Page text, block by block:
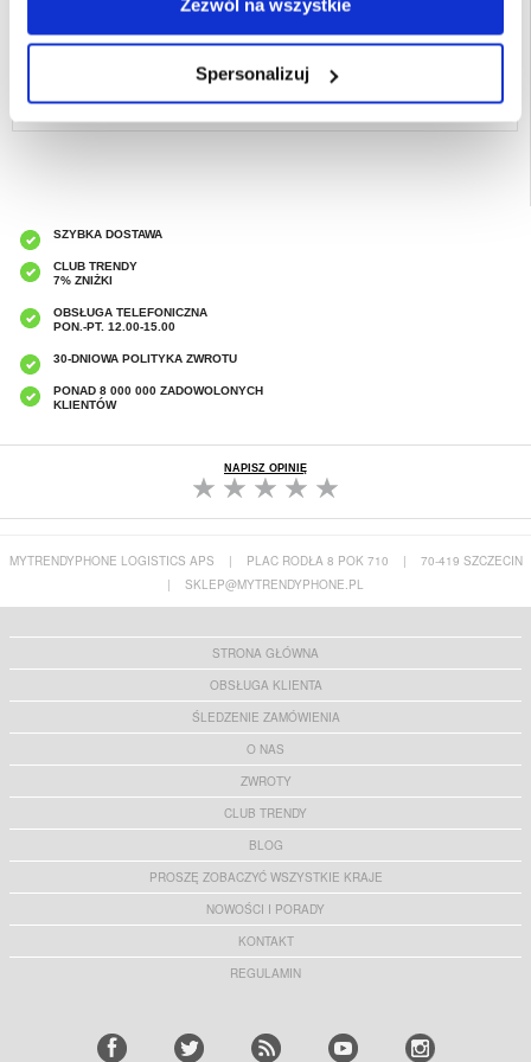
Zezwól na wszystkie
Spersonalizuj
Powiązane kategorie:Wyprzedaż magazynu
SZYBKA DOSTAWA
CLUB TRENDY
7% ZNIŻKI
OBSŁUGA TELEFONICZNA
PON.-PT. 12.00-15.00
30-DNIOWA POLITYKA ZWROTU
PONAD 8 000 000 ZADOWOLONYCH
KLIENTÓW
NAPISZ OPINIĘ
MYTRENDYPHONE LOGISTICS APS | PLAC RODŁA 8 POK 710 |
70-419 SZCZECIN
|
SKLEP@MYTRENDYPHONE.PL
STRONA GŁÓWNA
OBSŁUGA KLIENTA
ŚLEDZENIE ZAMÓWIENIA
O NAS
ZWROTY
CLUB TRENDY
BLOG
PROSZĘ ZOBACZYĆ WSZYSTKIE KRAJE
NOWOŚCI I PORADY
KONTAKT
REGULAMIN